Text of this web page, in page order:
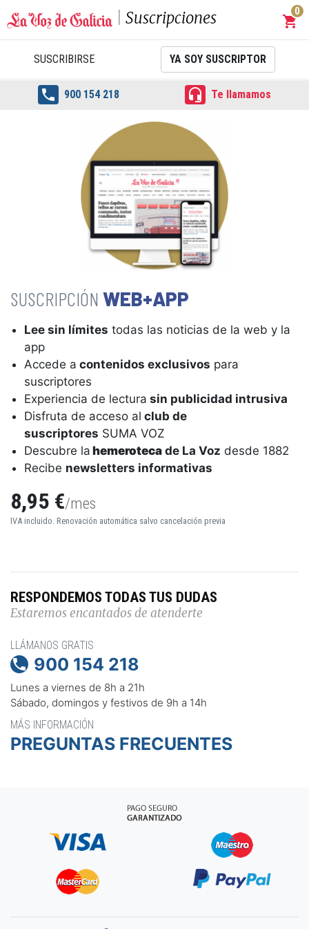
Suscripciones shopping_cart
0
SUSCRIBIRSE YA SOY SUSCRIPTOR
 900 154 218  Te llamamos
WEB+APP
Lee sin límites todas las noticias de la web y la
app
Accede a contenidos exclusivos para
suscriptores
Experiencia de lectura sin publicidad intrusiva
Disfruta de acceso al club de
suscriptores SUMA VOZ
Descubre la hemeroteca de La Voz desde 1882
Recibe newsletters informativas
8,95 €/mes
IVA incluido. Renovación automática salvo cancelación previa
RESPONDEMOS TODAS TUS DUDAS
Estaremos encantados de atenderte
LLÁMANOS GRATIS
 900 154 218
Lunes a viernes de 8h a 21h
Sábado, domingos y festivos de 9h a 14h
MÁS INFORMACIÓN
PREGUNTAS FRECUENTES